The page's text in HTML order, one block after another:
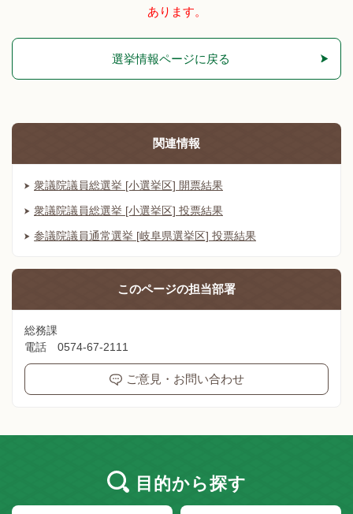
あります。
選挙情報ページに戻る
関連情報
衆議院議員総選挙 [小選挙区] 開票結果
衆議院議員総選挙 [小選挙区] 投票結果
参議院議員通常選挙 [岐阜県選挙区] 投票結果
このページの担当部署
総務課
電話 0574-67-2111
ご意見・お問い合わせ
目的から探す